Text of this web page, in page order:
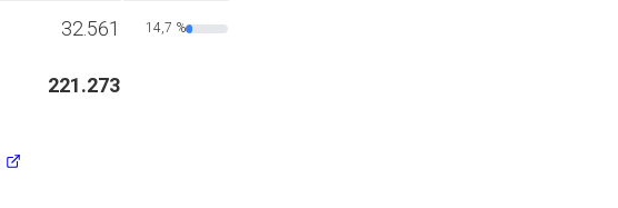
32.561 14,7 %
221.273